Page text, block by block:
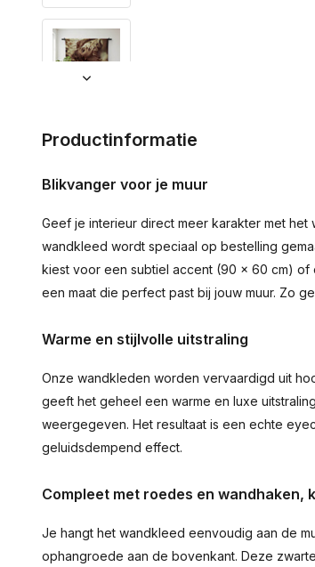
Productinformatie
Blikvanger voor je muur
Geef je interieur direct meer karakter met het
wandkleed wordt speciaal op bestelling
kiest voor een subtiel accent (90 × 60 cm) of
een maat die perfect past bij jouw muur. Zo
Warme en stijlvolle uitstraling
Onze wandkleden worden vervaardigd uit
geeft het geheel een warme en luxe
weergegeven. Het resultaat is een echte
geluidsdempend effect.
Compleet met roedes en wandhaken,
Je hangt het wandkleed eenvoudig aan de
ophangroede aan de bovenkant. Deze